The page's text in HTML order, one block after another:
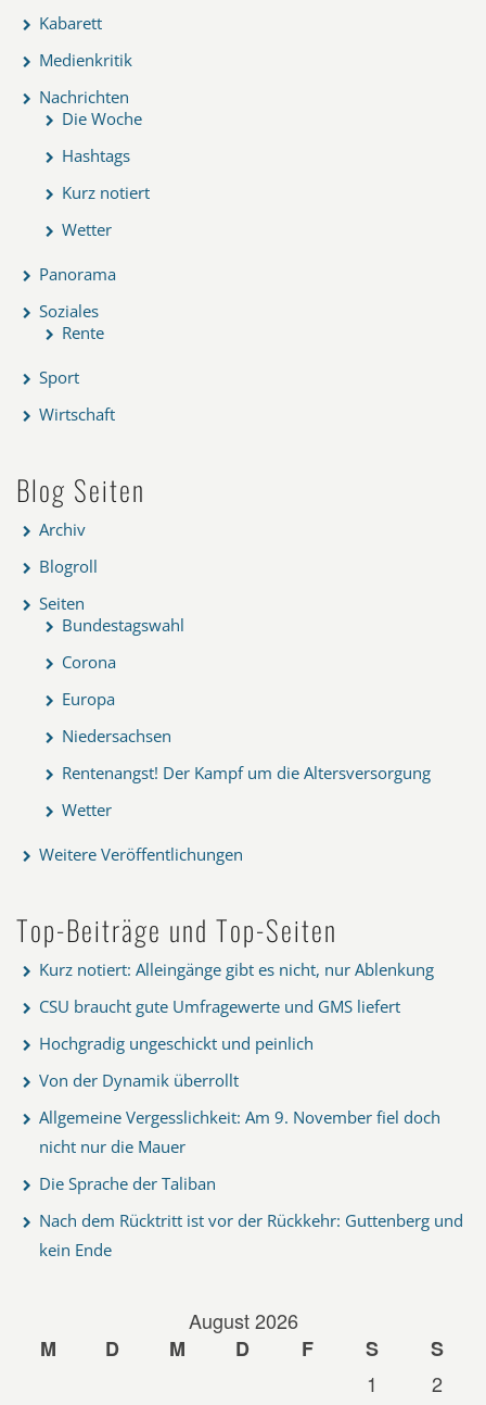
Kabarett
Medienkritik
Nachrichten
Die Woche
Hashtags
Kurz notiert
Wetter
Panorama
Soziales
Rente
Sport
Wirtschaft
Blog Seiten
Archiv
Blogroll
Seiten
Bundestagswahl
Corona
Europa
Niedersachsen
Rentenangst! Der Kampf um die Altersversorgung
Wetter
Weitere Veröffentlichungen
Top-Beiträge und Top-Seiten
Kurz notiert: Alleingänge gibt es nicht, nur Ablenkung
CSU braucht gute Umfragewerte und GMS liefert
Hochgradig ungeschickt und peinlich
Von der Dynamik überrollt
Allgemeine Vergesslichkeit: Am 9. November fiel doch
nicht nur die Mauer
Die Sprache der Taliban
Nach dem Rücktritt ist vor der Rückkehr: Guttenberg und
kein Ende
August 2026
M
D M D F S
S
1
2